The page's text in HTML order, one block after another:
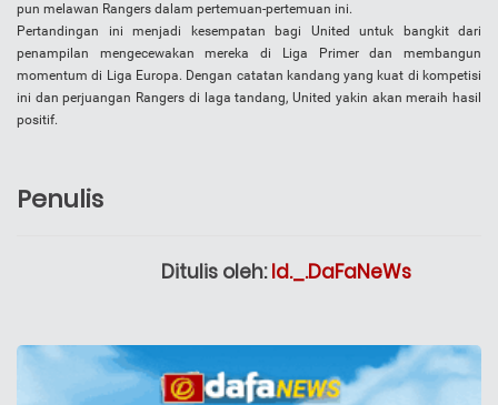
pun melawan Rangers dalam pertemuan-pertemuan ini.
Pertandingan ini menjadi kesempatan bagi United untuk bangkit dari
penampilan mengecewakan mereka di Liga Primer dan membangun
momentum di Liga Europa. Dengan catatan kandang yang kuat di kompetisi
ini dan perjuangan Rangers di laga tandang, United yakin akan meraih hasil
positif.
Penulis
Ditulis oleh:Id._.DaFaNeWs